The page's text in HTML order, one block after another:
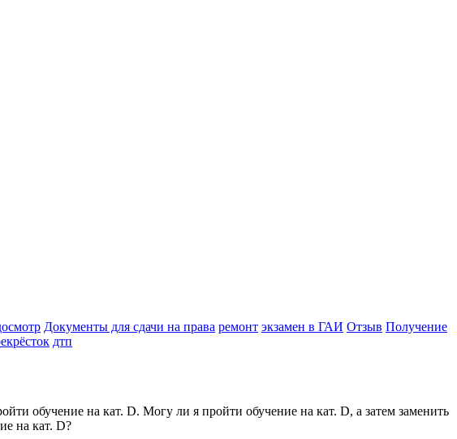
Документы для сдачи на права ремонт экзамен в ГАИ Отзыв Получение
дтп
обучение на кат. D. Могу ли я пройти обучение на кат. D, а затем заменить
на кат. D?